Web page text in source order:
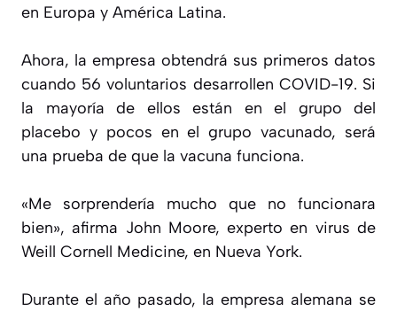
en Europa y América Latina.
Ahora, la empresa obtendrá sus primeros datos
cuando 56 voluntarios desarrollen COVID-19. Si
la mayoría de ellos están en el grupo del
placebo y pocos en el grupo vacunado, será
una prueba de que la vacuna funciona.
«Me sorprendería mucho que no funcionara
bien», afirma John Moore, experto en virus de
Weill Cornell Medicine, en Nueva York.
Durante el año pasado, la empresa alemana se